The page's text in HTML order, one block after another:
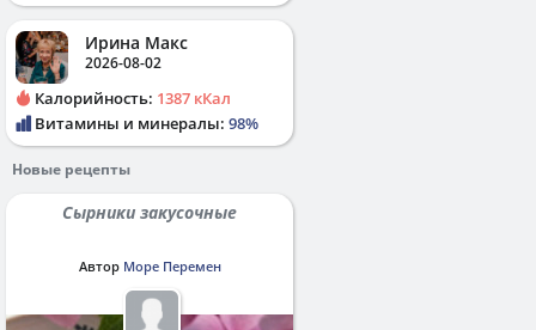
Ирина Макс
2026-08-02
Калорийность: 1387 кКал
Витамины и минералы: 98%
Новые рецепты
Сырники закусочные
Автор Море Перемен